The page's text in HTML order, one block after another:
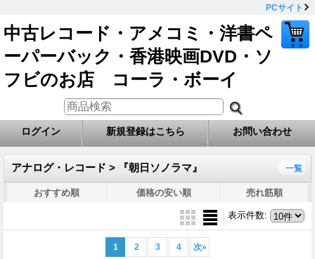
PCサイト
中古レコード・アメコミ・洋書ペ
ーパーバック・香港映画DVD・ソ
フビのお店 コーラ・ボーイ
ログイン 新規登録はこちら お問い合わせ
アナログ・レコード > 『朝日ソノラマ』 一覧
おすすめ順 価格の安い順 売れ筋順
表示件数:
1 2 3 4 次»